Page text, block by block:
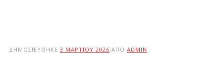
ΔΗΜΟΣΙΕΎΘΗΚΕ 3 ΜΑΡΤΊΟΥ 2026 ΑΠΌ ADMIN